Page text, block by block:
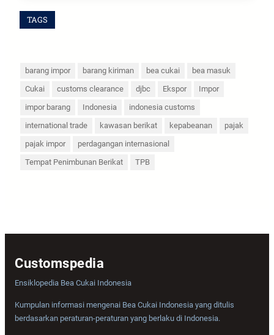
TAGS
barang impor barang kiriman bea cukai
bea masuk
Cukai
customs clearance djbc Ekspor
Impor
impor barang
Indonesia
indonesia customs
international trade
kawasan berikat kepabeanan
pajak
pajak impor
perdagangan internasional
Tempat Penimbunan Berikat
TPB
Customspedia
Ensiklopedia Bea Cukai Indonesia
Kumpulan informasi mengenai Bea Cukai Indonesia yang ditulis
berdasarkan peraturan-peraturan yang berlaku di Indonesia.